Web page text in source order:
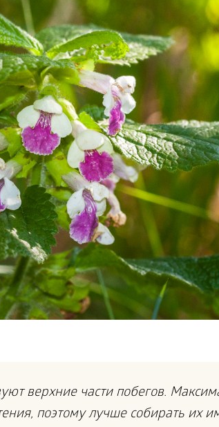
верхние части побегов.
поэтому лучше собирать их